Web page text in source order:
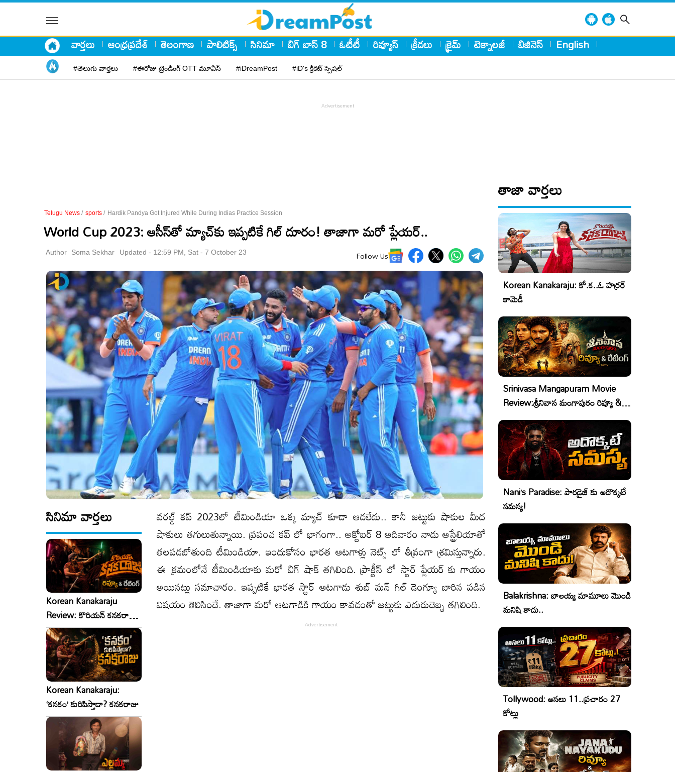
వార్తలు ఆంధ్రప్రదేశ్ తెలంగాణ పాలిటిక్స్ సినిమా బిగ్ బాస్ 8 ఓటీటీ రివ్యూస్ క్రీడలు క్రైమ్ టెక్నాలజీ బిజినెస్ English
#తెలుగు వార్తలు #ఈరోజు ట్రెండింగ్ OTT మూవీస్ #iDreamPost #iD's క్రికెట్ స్పెషల్
Telugu News / sports / Hardik Pandya Got Injured While During Indias Practice Session
World Cup 2023: ఆసీస్‌తో మ్యాచ్‌కు ఇప్పటికే గిల్‌ దూరం! తాజాగా మరో ప్లేయర్‌..
Author Soma Sekhar Updated - 12:59 PM, Sat - 7 October 23 Follow Us
సినిమా వార్తలు
Korean Kanakaraju
Review: కొరియన్ కనకరాజు
రివ్యూ & రేటింగ్!
Korean Kanakaraju:
‘కనకం’ కురిపిస్తాడా? కనకరాజు
వరల్డ్ కప్ 2023లో టీమిండియా ఒక్క మ్యాచ్ కూడా ఆడలేదు.. కానీ జట్టుకు షాకుల మీద
షాకులు తగులుతున్నాయి. ప్రపంచ కప్ లో భాగంగా.. అక్టోబర్ 8 ఆదివారం నాడు ఆస్ట్రేలియాతో
తలపడబోతుంది టీమిండియా. ఇందుకోసం భారత ఆటగాళ్లు నెట్స్ లో తీవ్రంగా శ్రమిస్తున్నారు.
ఈ క్రమంలోనే టీమిండియాకు మరో బిగ్ షాక్ తగిలింది. ప్రాక్టీస్ లో స్టార్ ప్లేయర్ కు గాయం
అయినట్లు సమాచారం. ఇప్పటికే భారత స్టార్ ఆటగాడు శుబ్ మన్ గిల్ డెంగ్యూ బారిన పడిన
విషయం తెలిసిందే. తాజాగా మరో ఆటగాడికి గాయం కావడంతో జట్టుకు ఎదురుదెబ్బ తగిలింది.
తాజా వార్తలు
Korean Kanakaraju: కో.క..ఓ హర్రర్
కామెడీ
Srinivasa Mangapuram Movie
Review:శ్రీనివాస మంగాపురం రివ్యూ &
రేటింగ్
Nani’s Paradise: పారడైజ్ కు అదొక్కటే
సమస్య!
Balakrishna: బాలయ్య మామూలు మొండి
మనిషి కాదు..
Tollywood: అసలు 11..ప్రచారం 27
కోట్లు